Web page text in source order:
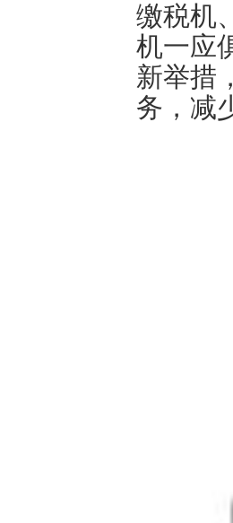
缴税机
机一应
新举措
务，减